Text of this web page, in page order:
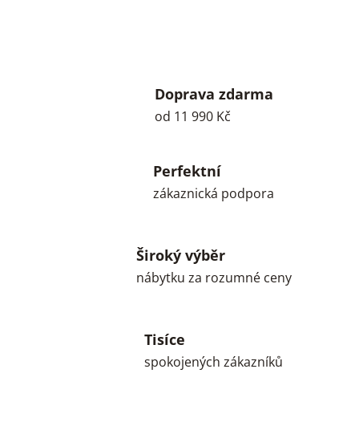
Doprava zdarma
od 11 990 Kč
Perfektní
zákaznická podpora
Široký výběr
nábytku za rozumné ceny
Tisíce
spokojených zákazníků